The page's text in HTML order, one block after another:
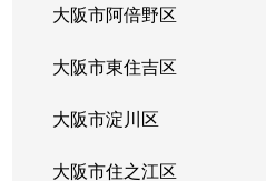
大阪市阿倍野区
大阪市東住吉区
大阪市淀川区
大阪市住之江区